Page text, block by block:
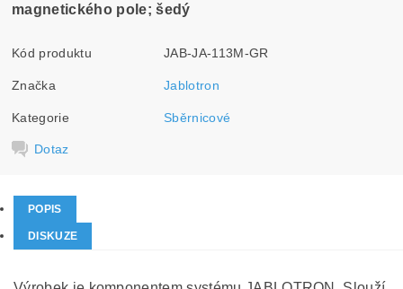
magnetického pole; šedý
Kód produktu JAB-JA-113M-GR
Značka Jablotron
Kategorie Sběrnicové
Dotaz
POPIS
DISKUZE